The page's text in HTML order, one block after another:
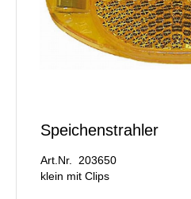
Speichenstrahler
Art.Nr. 203650
klein mit Clips